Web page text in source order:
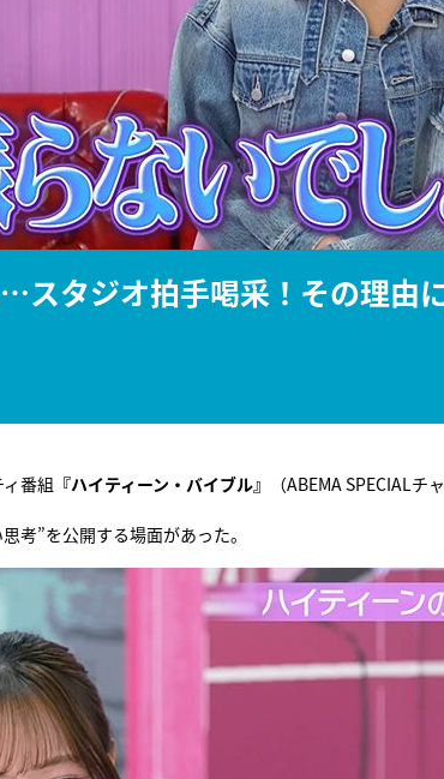
スタジオ拍手喝采！その理由
番組 『ハイティーン・バイブル』 （ABEMA SPECIALチ
考”を公開する場面があった。
『アイ＝
E齋藤樹
ビュー